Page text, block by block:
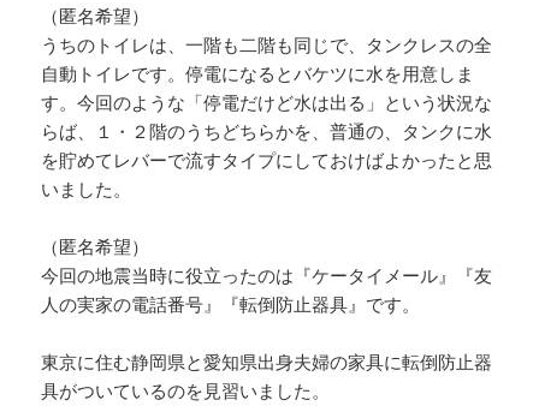
（匿名希望）
うちのトイレは、一階も二階も同じで、タンクレスの全
自動トイレです。停電になるとバケツに水を用意しま
す。今回のような「停電だけど水は出る」という状況な
らば、１・２階のうちどちらかを、普通の、タンクに水
を貯めてレバーで流すタイプにしておけばよかったと思
いました。
（匿名希望）
今回の地震当時に役立ったのは『ケータイメール』『友
人の実家の電話番号』『転倒防止器具』です。
東京に住む静岡県と愛知県出身夫婦の家具に転倒防止器
具がついているのを見習いました。